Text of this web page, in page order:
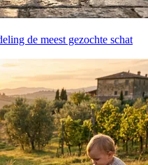
de meest gezochte schat